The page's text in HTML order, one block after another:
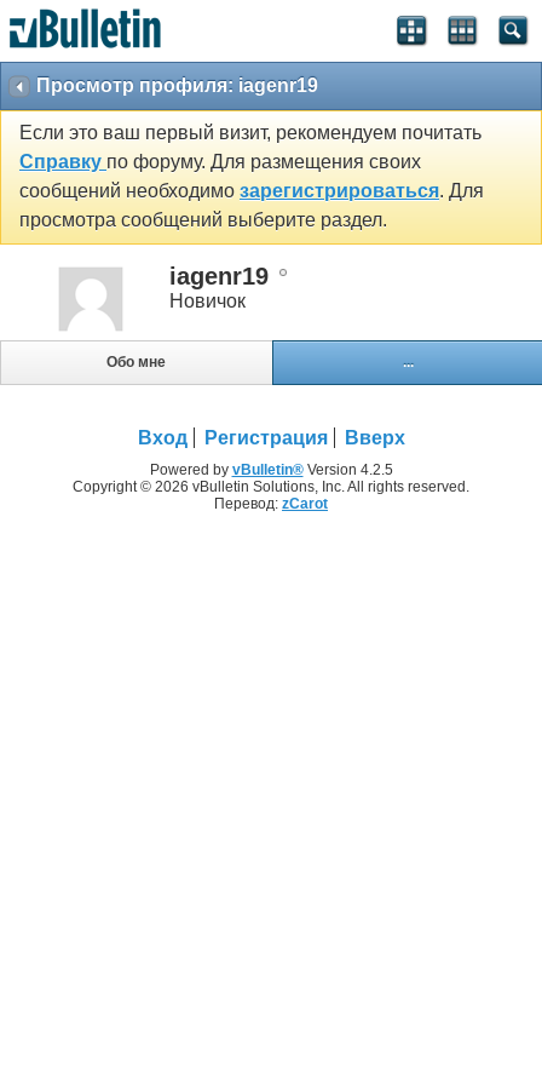
Просмотр профиля: iagenr19
Если это ваш первый визит, рекомендуем почитать
Справку по форуму. Для размещения своих
сообщений необходимо зарегистрироваться. Для
просмотра сообщений выберите раздел.
iagenr19
Новичок
Обо мне ...
Вход Регистрация Вверх
Powered by vBulletin®Version 4.2.5
Copyright © 2026 vBulletin Solutions, Inc. All rights reserved.
Перевод: zCarot